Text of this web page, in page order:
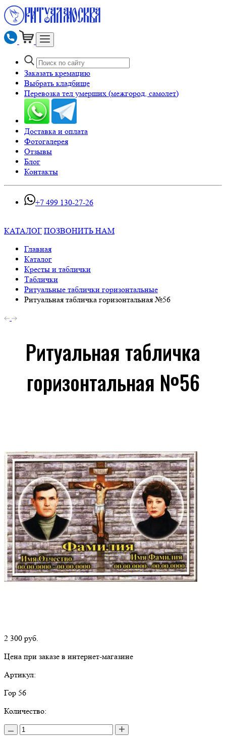
Заказать кремацию
Выбрать кладбище
Перевозка тел умерших (межгород, самолет)
Доставка и оплата
Фотогалерея
Отзывы
Блог
Контакты
+7 499 130-27-26
КАТАЛОГ ПОЗВОНИТЬ НАМ
Главная
Каталог
Кресты и таблички
Таблички
Ритуальные таблички горизонтальные
Ритуальная табличка горизонтальная №56
Ритуальная табличка
горизонтальная №56
2 300 руб.
Цена при заказе в интернет-магазине
Артикул:
Гор 56
Количество: